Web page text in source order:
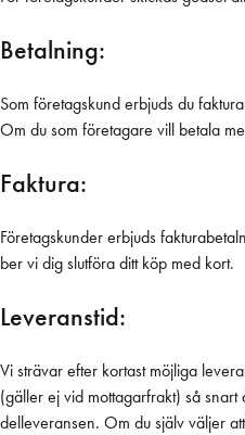
Betalning:
Som företagskund erbjuds du
Om du som företagare vill betala
Faktura:
Företagskunder erbjuds
ber vi dig slutföra ditt köp med kort.
Leveranstid:
Vi strävar efter kortast möjliga
(gäller ej vid mottagarfrakt) så
delleveransen. Om du själv väljer